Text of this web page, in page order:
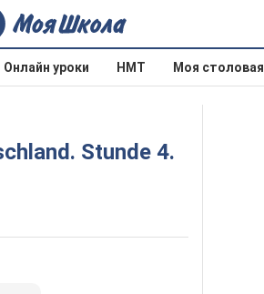
Онлайн уроки НМТ Моя столовая